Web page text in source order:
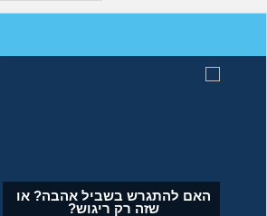
מה לעשות עם העובדה שאשתי
הרימה עליי ידיים?